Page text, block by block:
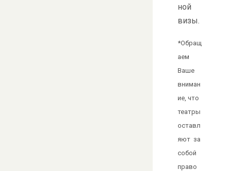
ной
визы.
*Обращ
аем
Ваше
вниман
ие, что
театры
оставл
яют за
собой
право